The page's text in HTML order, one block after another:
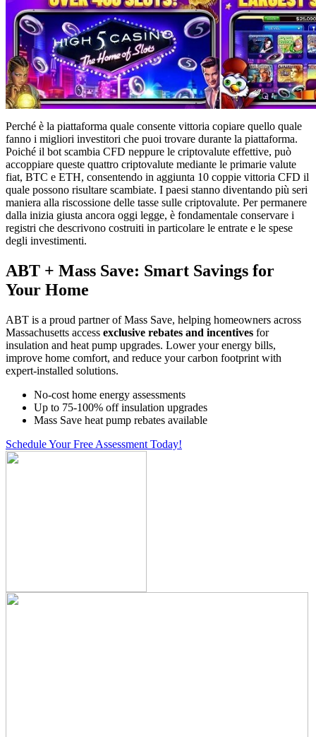
Perché è la piattaforma quale consente vittoria copiare quello quale
fanno i migliori investitori che puoi trovare durante la piattaforma.
Poiché il bot scambia CFD neppure le criptovalute effettive, può
accoppiare queste quattro criptovalute mediante le primarie valute
fiat, BTC e ETH, consentendo in aggiunta 10 coppie vittoria CFD il
quale possono risultare scambiate. I paesi stanno diventando più seri
maniera alla riscossione delle tasse sulle criptovalute. Per permanere
dalla inizia giusta ancora oggi legge, è fondamentale conservare i
registri che descrivono costruiti in particolare le entrate e le spese
degli investimenti.
ABT + Mass Save: Smart Savings for
Your Home
ABT is a proud partner of Mass Save, helping homeowners across
Massachusetts access exclusive rebates and incentives for
insulation and heat pump upgrades. Lower your energy bills,
improve home comfort, and reduce your carbon footprint with
expert-installed solutions.
No-cost home energy assessments
Up to 75-100% off insulation upgrades
Mass Save heat pump rebates available
Schedule Your Free Assessment Today!